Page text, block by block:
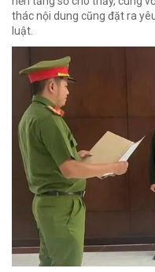
thác nội dung cũng đặt ra
luật.